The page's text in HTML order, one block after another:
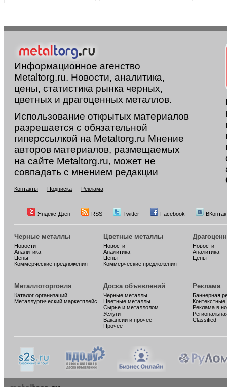
Информационное агенство
Metaltorg.ru. Новости, аналитика,
цены, статистика рынка черных,
цветных и драгоценных металлов.
Использование открытых материалов
разрешается с обязательной
гиперссылкой на Metaltorg.ru Мнение
авторов материалов, размещаемых
на сайте Metaltorg.ru, может не
совпадать с мнением редакции
Контакты Подписка Реклама
Яндекс-Дзен RSS Twitter Facebook
Черные металлы
Новости
Аналитика
Цены
Коммерческие предложения
Цветные металлы
Новости
Аналитика
Цены
Коммерческие предложения
Новости
Аналитика
Цены
Металлоторговля
Каталог организаций
Металлургический маркетплейс
Доска объявлений
Черные металлы
Цветные металлы
Сырье и металлолом
Услуги
Вакансии и прочее
Прочее
Реклама
Баннерная
Реклама в
Classified